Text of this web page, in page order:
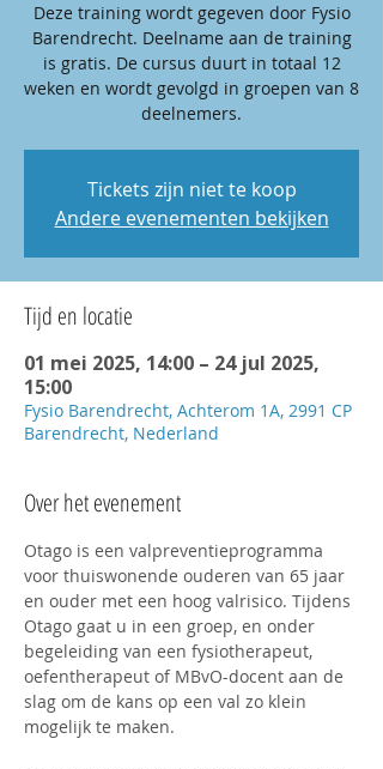
Deze training wordt gegeven door Fysio
Barendrecht. Deelname aan de training
is gratis. De cursus duurt in totaal 12
weken en wordt gevolgd in groepen van 8
deelnemers.
Tickets zijn niet te koop
Andere evenementen bekijken
Tijd en locatie
01 mei 2025, 14:00 – 24 jul 2025,
15:00
Fysio Barendrecht, Achterom 1A, 2991 CP
Barendrecht, Nederland
Over het evenement
Otago is een valpreventieprogramma
voor thuiswonende ouderen van 65 jaar
en ouder met een hoog valrisico. Tijdens
Otago gaat u in een groep, en onder
begeleiding van een fysiotherapeut,
oefentherapeut of MBvO-docent aan de
slag om de kans op een val zo klein
mogelijk te maken.